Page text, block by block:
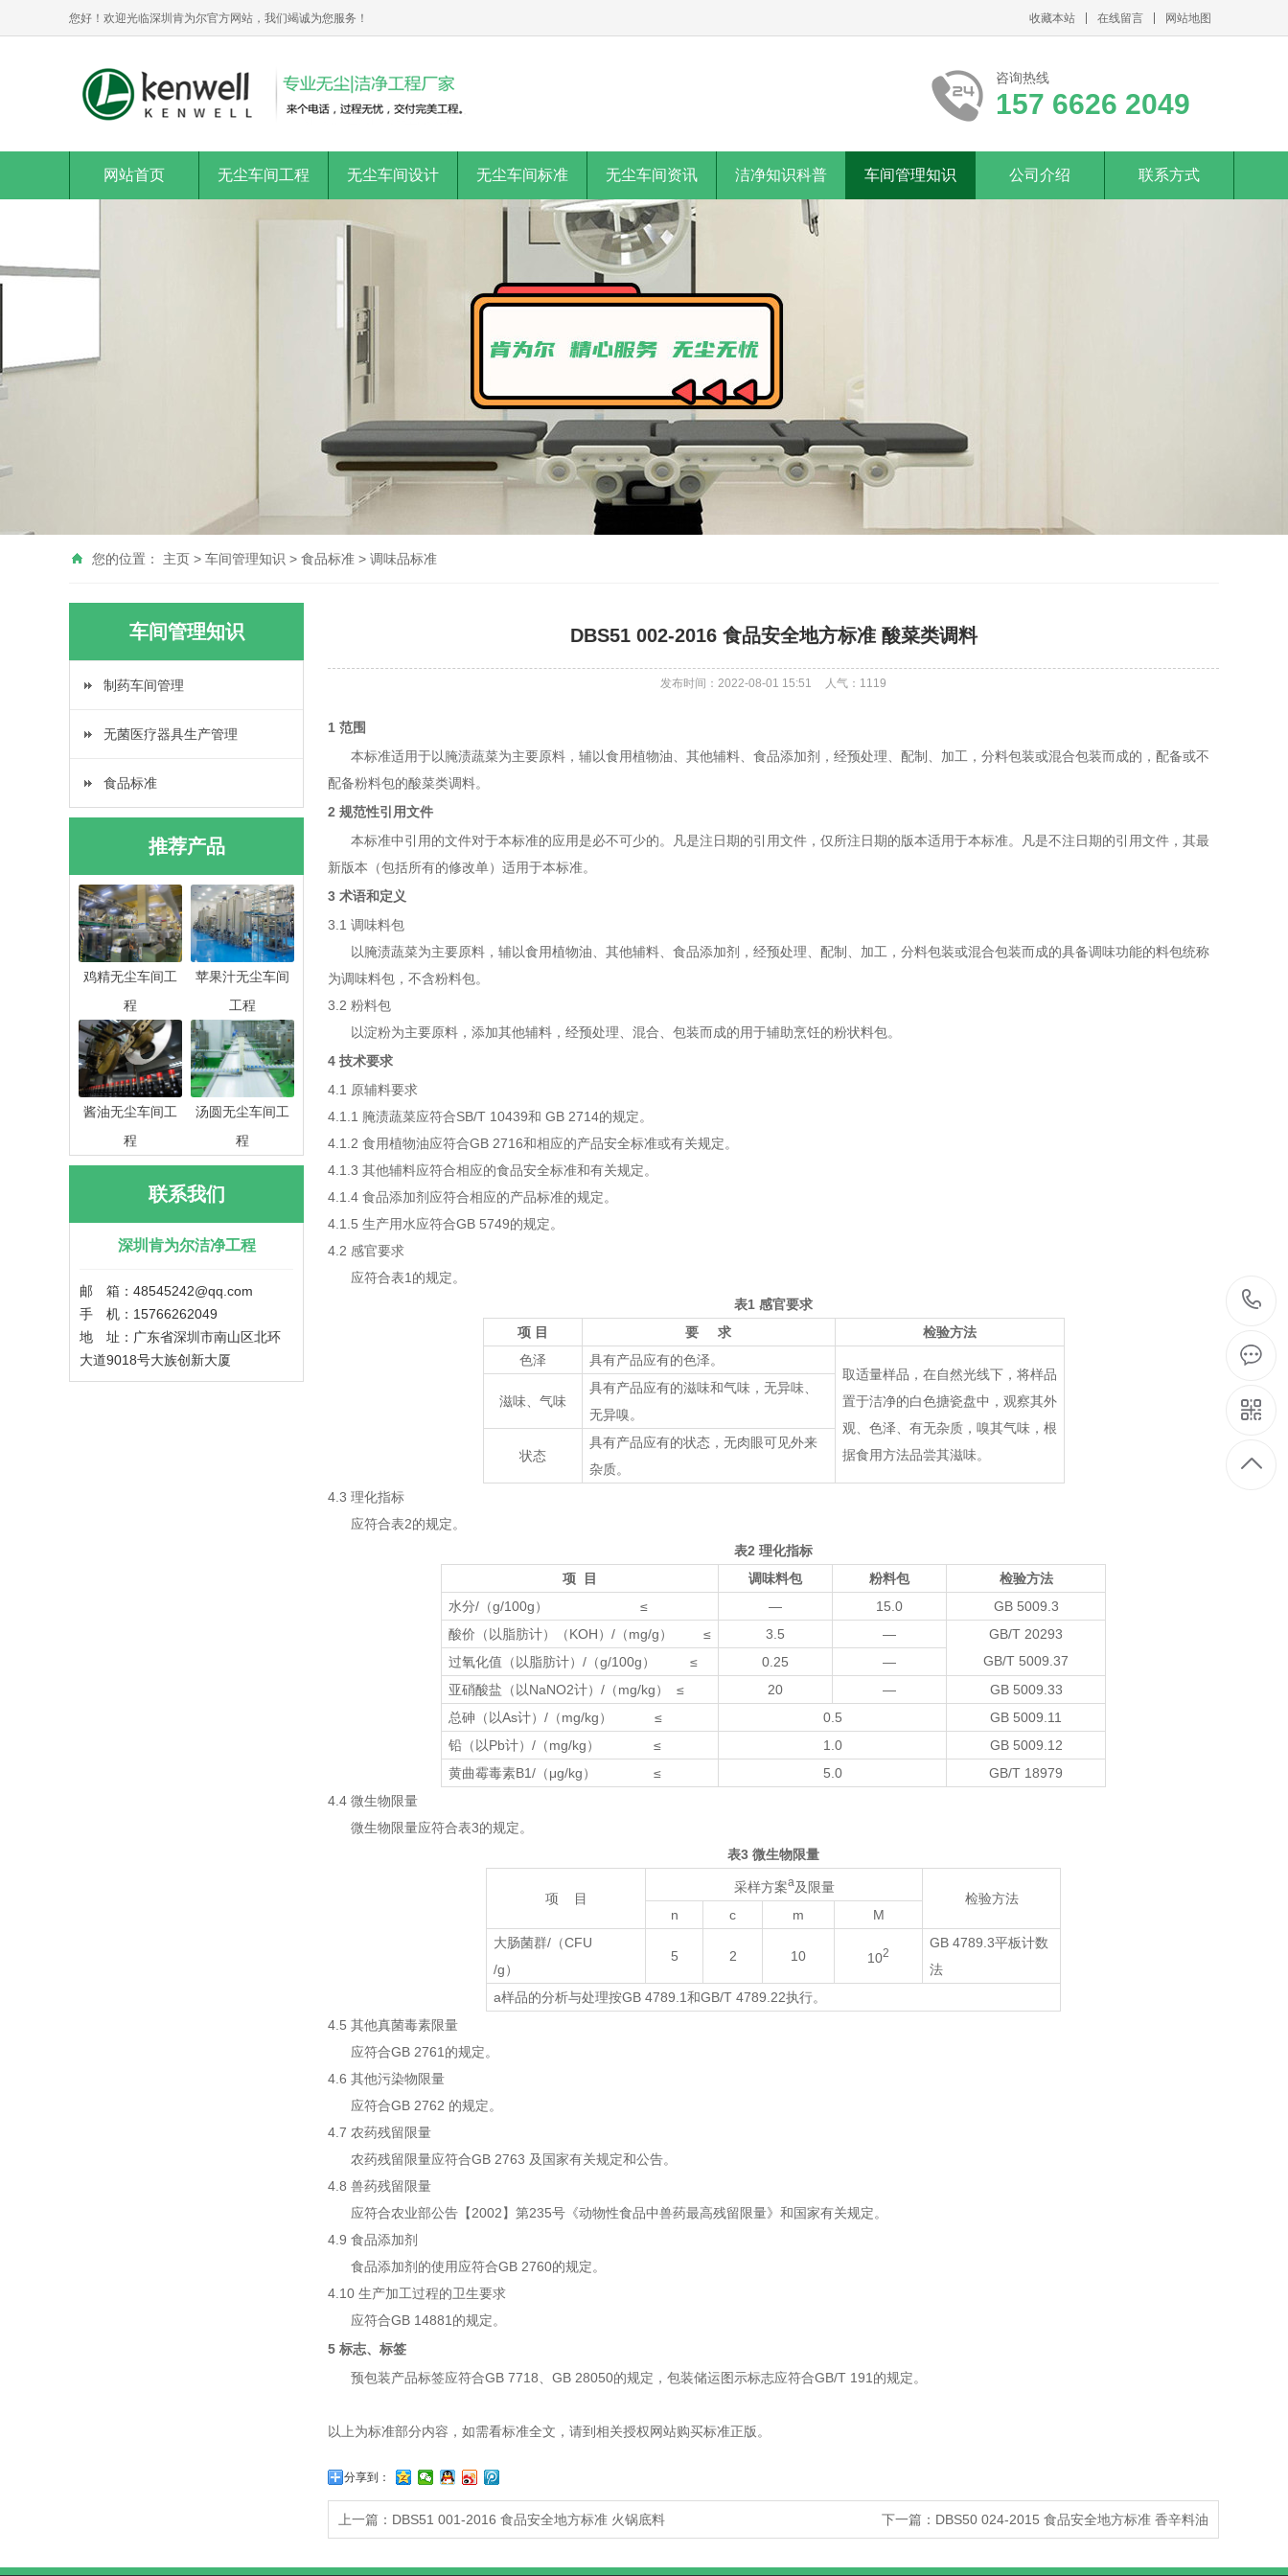
您好！欢迎光临深圳肯为尔官方网站，我们竭诚为您服务！ 收藏本站 在线留言 网站地图
咨询热线
157 6626 2049
网站首页 无尘车间工程 无尘车间设计 无尘车间标准 无尘车间资讯 洁净知识科普 车间管理知识 公司介绍 联系方式
您的位置： 主页 > 车间管理知识 > 食品标准 > 调味品标准
车间管理知识
制药车间管理
无菌医疗器具生产管理
食品标准
推荐产品
鸡精无尘车间工
程
苹果汁无尘车间
工程
酱油无尘车间工
程
汤圆无尘车间工
程
联系我们
深圳肯为尔洁净工程
邮 箱：48545242@qq.com
手 机：15766262049
地 址：广东省深圳市南山区北环
大道9018号大族创新大厦
DBS51 002-2016 食品安全地方标准 酸菜类调料
发布时间：2022-08-01 15:51 人气： 1119
1 范围
本标准适用于以腌渍蔬菜为主要原料，辅以食用植物油、其他辅料、食品添加剂，经预处理、配制、加工，分料包装或混合包装而成的，配备或不
配备粉料包的酸菜类调料。
2 规范性引用文件
本标准中引用的文件对于本标准的应用是必不可少的。凡是注日期的引用文件，仅所注日期的版本适用于本标准。凡是不注日期的引用文件，其最
新版本（包括所有的修改单）适用于本标准。
3 术语和定义
3.1 调味料包
以腌渍蔬菜为主要原料，辅以食用植物油、其他辅料、食品添加剂，经预处理、配制、加工，分料包装或混合包装而成的具备调味功能的料包统称
为调味料包，不含粉料包。
3.2 粉料包
以淀粉为主要原料，添加其他辅料，经预处理、混合、包装而成的用于辅助烹饪的粉状料包。
4 技术要求
4.1 原辅料要求
4.1.1 腌渍蔬菜应符合SB/T 10439和 GB 2714的规定。
4.1.2 食用植物油应符合GB 2716和相应的产品安全标准或有关规定。
4.1.3 其他辅料应符合相应的食品安全标准和有关规定。
4.1.4 食品添加剂应符合相应的产品标准的规定。
4.1.5 生产用水应符合GB 5749的规定。
4.2 感官要求
应符合表1的规定。
表1 感官要求
项 目
要 求
检验方法
色泽
具有产品应有的色泽。
取适量样品，在自然光线下，将样品
置于洁净的白色搪瓷盘中，观察其外
观、色泽、有无杂质，嗅其气味，根
据食用方法品尝其滋味。
滋味、气味
具有产品应有的滋味和气味，无异味、
无异嗅。
状态
具有产品应有的状态，无肉眼可见外来
杂质。
4.3 理化指标
应符合表2的规定。
表2 理化指标
项 目
调味料包 粉料包
检验方法
水分/（g/100g） ≤
― 15.0
GB 5009.3
酸价（以脂肪计）（KOH）/（mg/g） ≤
3.5 ―
GB/T 20293
GB/T 5009.37
过氧化值（以脂肪计）/（g/100g） ≤ 0.25
―
亚硝酸盐（以NaNO2计）/（mg/kg） ≤
20 ―
GB 5009.33
总砷（以As计）/（mg/kg） ≤
0.5
GB 5009.11
铅（以Pb计）/（mg/kg） ≤
1.0
GB 5009.12
黄曲霉毒素B1/（μg/kg） ≤
5.0
GB/T 18979
4.4 微生物限量
微生物限量应符合表3的规定。
表3 微生物限量
项 目
采样方案a及限量
检验方法
n
c m
M
大肠菌群/（CFU
/g）
5 2 10 102
GB 4789.3平板计数
法
a样品的分析与处理按GB 4789.1和GB/T 4789.22执行。
4.5 其他真菌毒素限量
应符合GB 2761的规定。
4.6 其他污染物限量
应符合GB 2762 的规定。
4.7 农药残留限量
农药残留限量应符合GB 2763 及国家有关规定和公告。
4.8 兽药残留限量
应符合农业部公告【2002】第235号《动物性食品中兽药最高残留限量》和国家有关规定。
4.9 食品添加剂
食品添加剂的使用应符合GB 2760的规定。
4.10 生产加工过程的卫生要求
应符合GB 14881的规定。
5 标志、标签
预包装产品标签应符合GB 7718、GB 28050的规定，包装储运图示标志应符合GB/T 191的规定。
以上为标准部分内容，如需看标准全文，请到相关授权网站购买标准正版。
分享到：
上一篇：DBS51 001-2016 食品安全地方标准 火锅底料 下一篇：DBS50 024-2015 食品安全地方标准 香辛料油